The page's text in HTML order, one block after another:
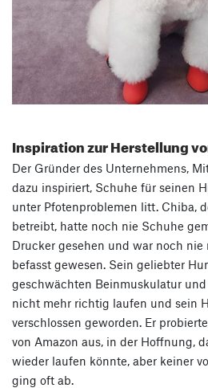
Inspiration zur Herstellung
Der Gründer des Unternehmens,
dazu inspiriert, Schuhe für seinen
unter Pfotenproblemen litt. Chiba,
betreibt, hatte noch nie Schuhe
Drucker gesehen und war noch
befasst gewesen. Sein geliebter
geschwächten Beinmuskulatur
nicht mehr richtig laufen und sein
verschlossen geworden. Er
von Amazon aus, in der Hoffnung,
wieder laufen könnte, aber keiner
ging oft ab.